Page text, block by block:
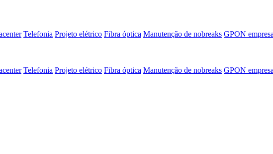
Telefonia Projeto elétrico Fibra óptica Manutenção de nobreaks GPON
Telefonia Projeto elétrico Fibra óptica Manutenção de nobreaks GPON